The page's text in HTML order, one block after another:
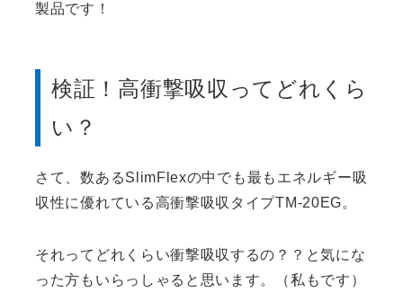
製品です！
検証！高衝撃吸収ってどれくら
い？
さて、数あるSlimFlexの中でも最もエネルギー吸
収性に優れている高衝撃吸収タイプTM-20EG。
それってどれくらい衝撃吸収するの？？と気にな
った方もいらっしゃると思います。（私もです）